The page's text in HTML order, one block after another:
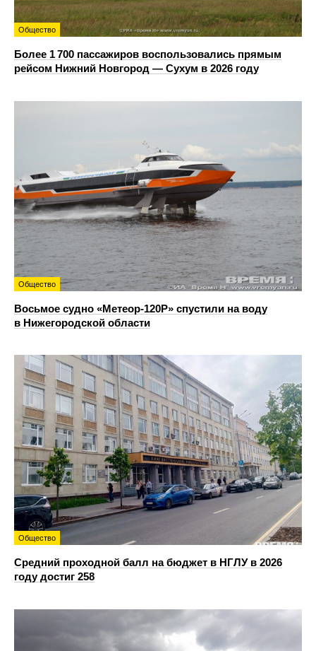
Общество
Более 1 700 пассажиров воспользовались прямым
рейсом Нижний Новгород — Сухум в 2026 году
Общество
Восьмое судно «Метеор-120Р» спустили на воду
в Нижегородской области
Общество
Средний проходной балл на бюджет в НГЛУ в 2026
году достиг 258